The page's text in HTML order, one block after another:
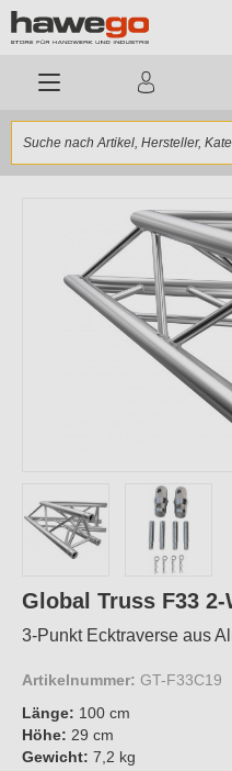
Global Truss F33 2-
3-Punkt Ecktraverse aus
Artikelnummer: GT-F33C19
Länge: 100 cm
Höhe: 29 cm
Gewicht: 7,2 kg